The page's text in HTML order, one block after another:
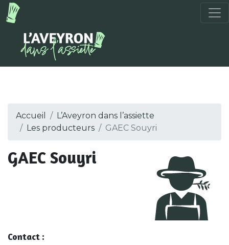
Accueil
L’Aveyron dans l’assiette
Les producteurs
GAEC Souyri
GAEC Souyri
Contact :